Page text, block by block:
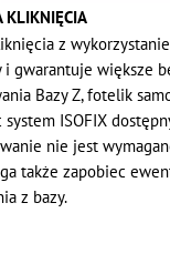
KLIKNIĘCIA
z
i gwarantuje większe
Bazy Z, fotelik
ISOFIX
nie jest
także zapobiec
z bazy.